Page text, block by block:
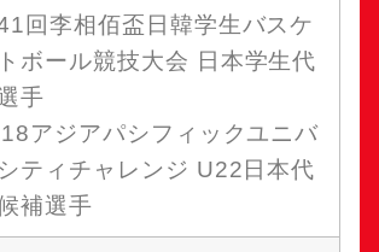
回李相佰盃日韓学生バスケ
ボール競技大会 日本学生代
手
アジアパシフィックユニバ
ティチャレンジ U22日本代
補選手